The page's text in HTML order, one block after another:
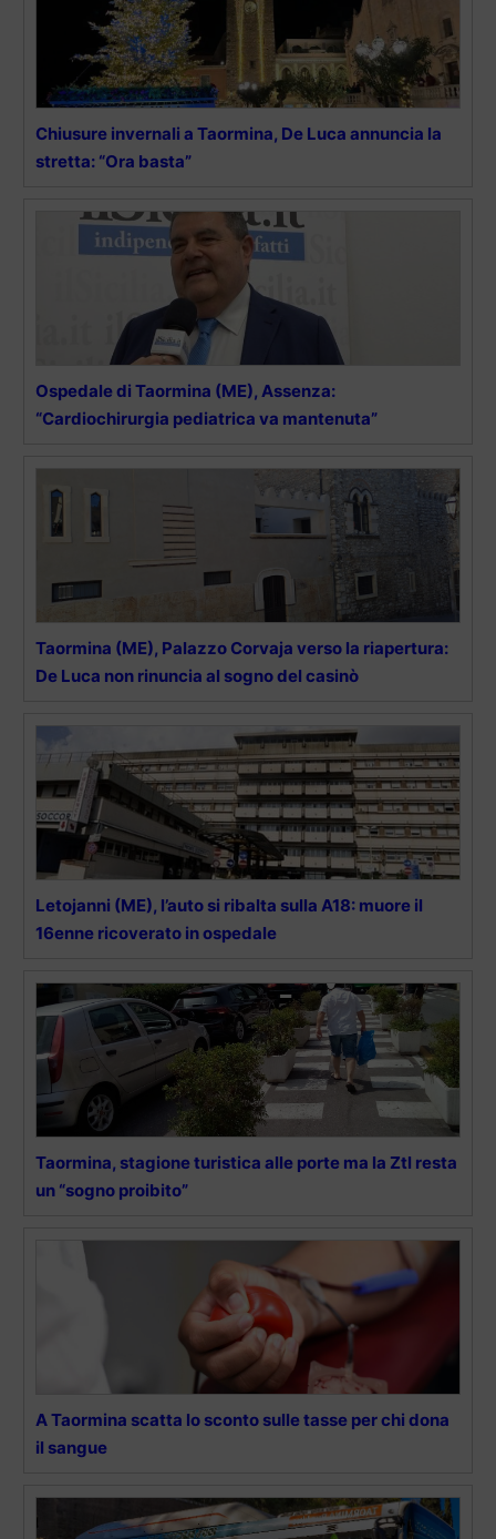
Chiusure invernali a Taormina, De Luca annuncia la
stretta: “Ora basta”
Ospedale di Taormina (ME), Assenza:
“Cardiochirurgia pediatrica va mantenuta”
Taormina (ME), Palazzo Corvaja verso la riapertura:
De Luca non rinuncia al sogno del casinò
Letojanni (ME), l’auto si ribalta sulla A18: muore il
16enne ricoverato in ospedale
Taormina, stagione turistica alle porte ma la Ztl resta
un “sogno proibito”
A Taormina scatta lo sconto sulle tasse per chi dona
il sangue